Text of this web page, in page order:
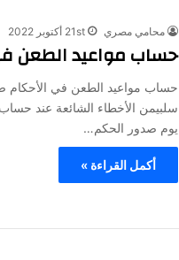
محامي مصري 21st أكتوبر 2022
حساب مواعيد الطعن
حساب مواعيد الطعن في الأحكام
سلبيمن الأخطاء الشائعة عند
يوم صدور الحكم…
أكمل القراءة »